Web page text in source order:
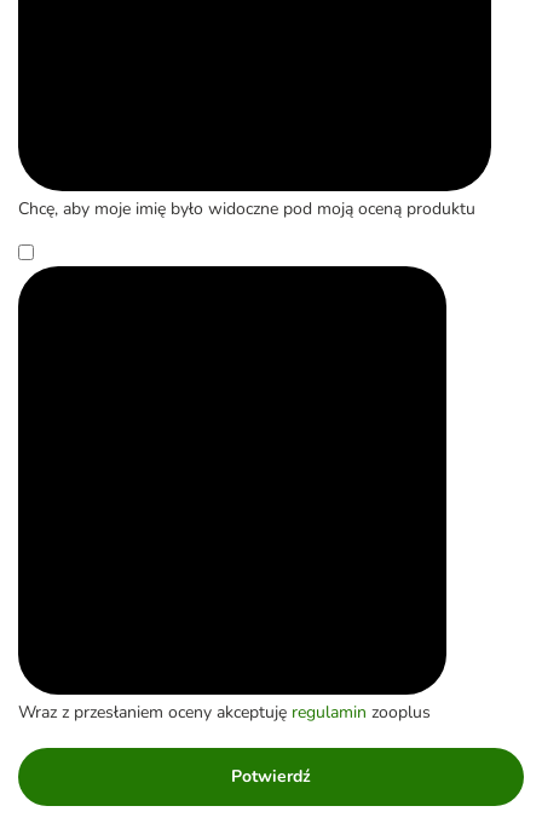
Chcę, aby moje imię było widoczne pod moją oceną produktu
Wraz z przesłaniem oceny akceptuję regulamin zooplus
Potwierdź